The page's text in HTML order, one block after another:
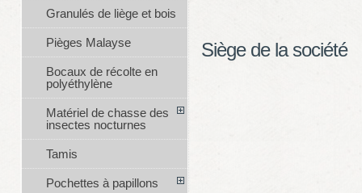
Siège de la société
Granulés de liège et bois
Pièges Malayse
Bocaux de récolte en
polyéthylène
Matériel de chasse des
insectes nocturnes
Tamis
Pochettes à papillons